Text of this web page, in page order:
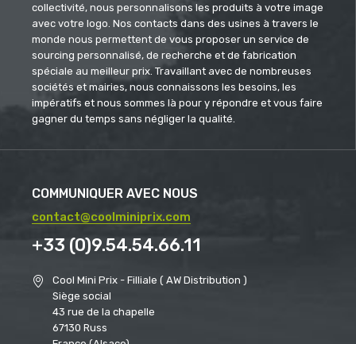
collectivité, nous personnalisons les produits à votre image
avec votre logo. Nos contacts dans des usines à travers le
monde nous permettent de vous proposer un service de
sourcing personnalisé, de recherche et de fabrication
spéciale au meilleur prix. Travaillant avec de nombreuses
sociétés et mairies, nous connaissons les besoins, les
impératifs et nous sommes là pour y répondre et vous faire
gagner du temps sans négliger la qualité.
COMMUNIQUER AVEC NOUS
contact@coolminiprix.com
+33 (0)9.54.54.66.11
Cool Mini Prix - Filliale ( AW Distribution )
Siège social
43 rue de la chapelle
67130 Russ